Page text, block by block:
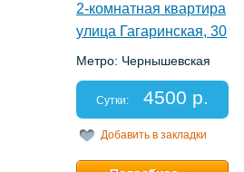
2-комнатная квартира
улица Гагаринская, 30
Метро: Чернышевская
Спальных мест: 2+2
Отчетные документы: есть
Сутки: 4500 р.
Добавить в закладки
Минимальный срок:2 суток